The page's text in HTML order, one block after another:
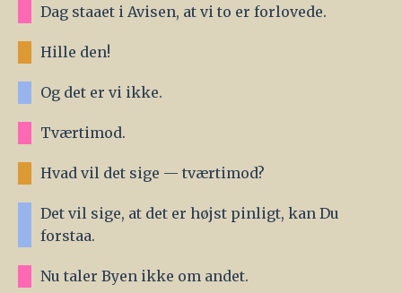
Dag staaet i Avisen, at vi to er forlovede.
Hille den!
Og det er vi ikke.
Tværtimod.
Hvad vil det sige — tværtimod?
Det vil sige, at det er højst pinligt, kan Du
forstaa.
Nu taler Byen ikke om andet.